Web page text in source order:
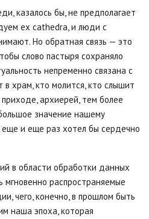
казалось бы, не предполагает
ex cathedra, и люди с
Но обратная связь — это
слово пастыря сохраняло
непременно связана с
в храм, кто молится, кто слышит
архиерей, тем более
значение нашему
и еще раз хотел бы сердечно
в области обработки данных
мгновенно распространяемые
чего, конечно, в прошлом быть
наша эпоха, которая